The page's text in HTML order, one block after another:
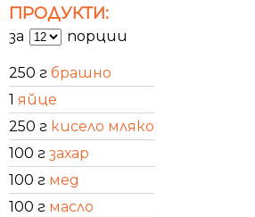
ПРОДУКТИ:
за порции
250 г брашно
1 яйце
250 г кисело мляко
100 г захар
100 г мед
100 г масло